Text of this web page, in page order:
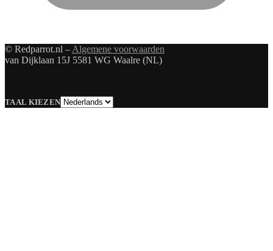
© Redparrot.nl – Algemene voorwaarden
van Dijklaan 15J 5581 WG Waalre (NL)
TAAL KIEZENTaal